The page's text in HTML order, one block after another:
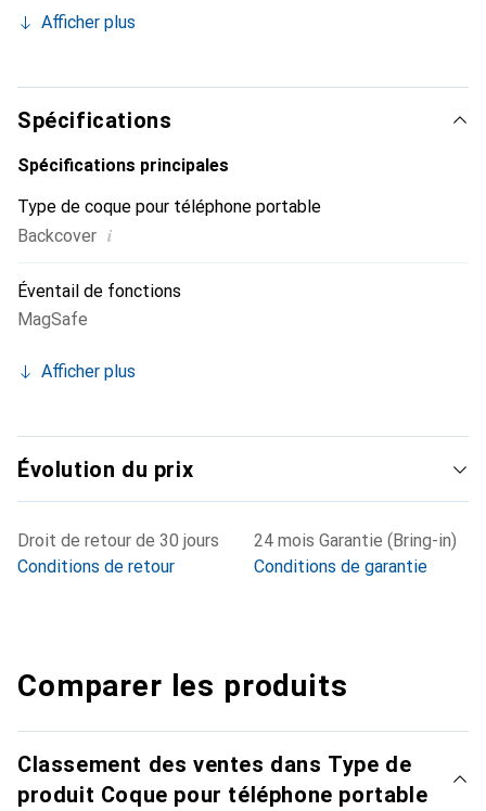
et indispensable pour votre smartphone. Reconnaître
marque Noreve est un choix sûr pour une clientèle
exigeante.
Afficher plus
Spécifications
Spécifications principales
Type de coque pour téléphone portable
Backcover i
Éventail de fonctions
MagSafe
Afficher plus
Évolution du prix
Droit de retour de 30 jours
Conditions de retour
24 mois Garantie (Bring-in)
Conditions de garantie
Comparer les produits
Classement des ventes dans Type de
produit Coque pour téléphone portable